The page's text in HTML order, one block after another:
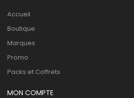
Accueil
Boutique
Marques
Promo
Packs et Coffrets
MON COMPTE